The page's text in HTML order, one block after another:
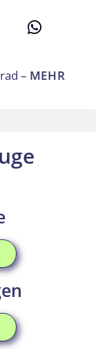
– MEHR